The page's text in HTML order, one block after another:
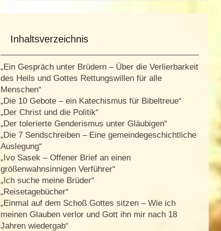
Inhaltsverzeichnis
„Ein Gespräch unter Brüdern – Über die Verlierbarkeit
des Heils und Gottes Rettungswillen für alle
Menschen“
„Die 10 Gebote – ein Katechismus für Bibeltreue“
„Der Christ und die Politik“
„Der tolerierte Genderismus unter Gläubigen“
„Die 7 Sendschreiben – Eine gemeindegeschichtliche
Auslegung“
„Ivo Sasek – Offener Brief an einen
größenwahnsinnigen Verführer“
„Ich suche meine Brüder“
„Reisetagebücher“
„Einmal auf dem Schoß Gottes sitzen – Wie ich
meinen Glauben verlor und Gott ihn mir nach 18
Jahren wiedergab“